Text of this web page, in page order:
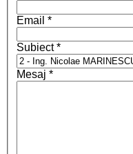
Email *
Subiect*
Mesaj *